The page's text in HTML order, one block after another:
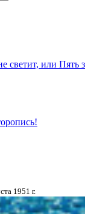
светит, или Пять
1951 г.